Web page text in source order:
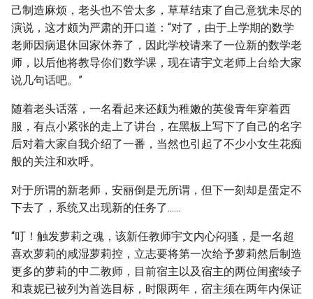
己制造麻烦，老头也不管太多，草草结束了自己意犹未尽的
演说，这才颇为严肃的开口道：“对了，由于上学期的数学
老师因病退休回家休养了，因此学校请来了一位新的数学老
师，以后他将教导你们数学课，现在请宇文老师上台给大家
说几句话吧。”
随着老头话落，一名看起来还颇为稚嫩的英俊青年穿着西
服，有点小紧张的走上了讲台，在黑板上写下了自己的名字
后对着大家自我介绍了一番，当然也引起了不少小女生花痴
般的关注和欢呼。
对于所谓的新老师，安丽倒是无所谓，但下一刻却是蛋定不
下去了，系统又出现新的任务了......
“叮！触发萝莉之魂，该新任教师宇文内心闷骚，是一名超
喜欢萝莉的咸湿萝莉控，立志要将第一次给予萝莉然后制造
更多的萝莉的中二教师，目前宿主以及宿主的两位闺蜜绫子
和袁妮已被列为首选目标，时限两年，宿主须在两年内保证